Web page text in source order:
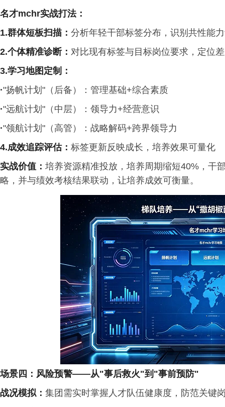
名才mchr实战打法：
1.群体短板扫描 ： 分析年轻干部标签分布，识别共性能
2.个体精准诊断： 对比现有标签与目标岗位要求，定位
3.学习地图定制 ：
·"扬帆计划"（后备）：管理基础+综合素质
·"远航计划"（中层）：领导力+经营意识
·"领航计划"（高管）：战略解码+跨界领导力
4.成效追踪评估： 标签更新反映成长，培养效果可量化
实战价值： 培养资源精准投放，培养周期缩短40%，干
略，并与绩效考核结果联动，让培养成效可衡量。
场景四：风险预警——从"事后救火"到 "事前预防"
战况模拟： 集团需实时掌握人才队伍健康度，防范关键